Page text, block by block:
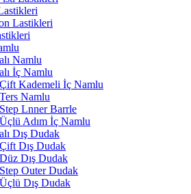
Lastikleri
Namlu
İç Namlu
Çift Kademeli İç Namlu
Ters Namlu
Step Lnner Barrle
Üçlü Adım İç Namlu
Dış Dudak
Çift Dış Dudak
Düz Dış Dudak
Step Outer Dudak
Üçlü Dış Dudak